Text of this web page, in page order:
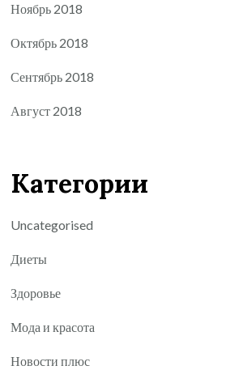
Ноябрь 2018
Октябрь 2018
Сентябрь 2018
Август 2018
Категории
Uncategorised
Диеты
Здоровье
Мода и красота
Новости плюс